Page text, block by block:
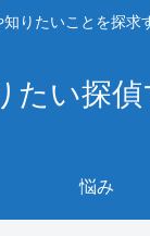
りたいことを探求
たい探
悩み